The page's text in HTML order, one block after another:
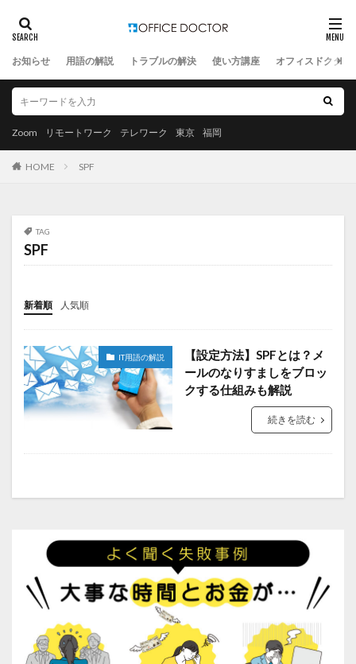
お知らせ 用語の解説 トラブルの解決 使い方講座 オフィスドクター
Zoom リモートワーク テレワーク 東京 福岡
HOME SPF
TAG
SPF
新着順 人気順
IT用語の解説
【設定方法】SPFとは？メ
ールのなりすましをブロッ
クする仕組みも解説
続きを読む